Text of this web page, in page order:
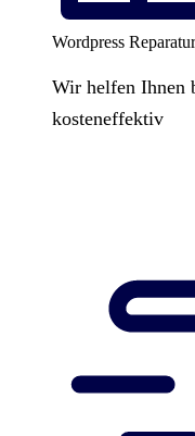
Wordpress Reparatur
Wir helfen Ihnen
kosteneffektiv